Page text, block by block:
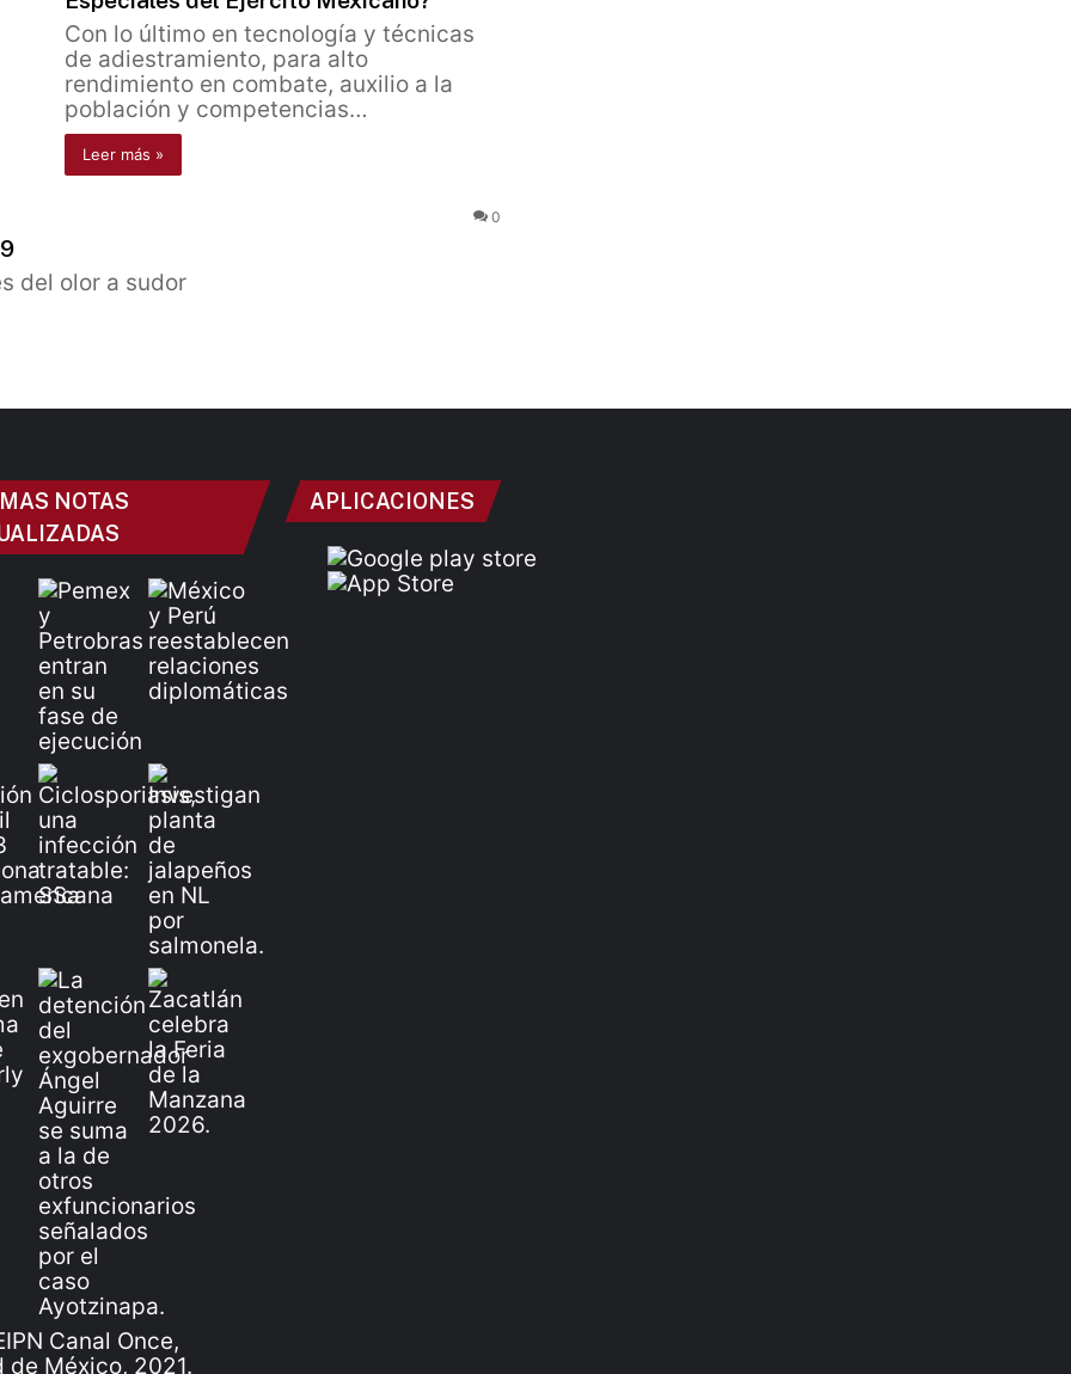
Con lo último en tecnología y técnicas
de adiestramiento, para alto
rendimiento en combate, auxilio a la
población y competencias…
Leer más »
0
del olor a sudor
NOTAS
Canal Once,
de México, 2021.
APLICACIONES